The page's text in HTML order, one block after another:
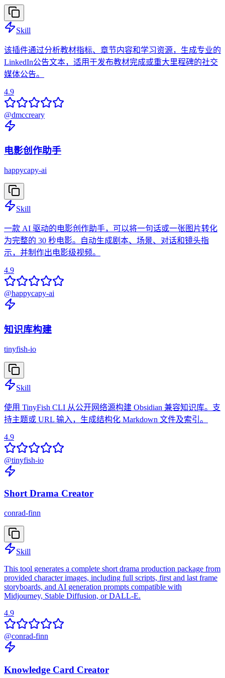
Skill
该插件通过分析教材指标、章节内容和学习资源，生成专业的
LinkedIn公告文本，适用于发布教材完成或重大里程碑的社交
媒体公告。
4.9
@dmccreary
电影创作助手
happycapy-ai
Skill
一款 AI 驱动的电影创作助手，可以将一句话或一张图片转化
为完整的 30 秒电影。自动生成剧本、场景、对话和镜头指
示，并制作出电影级视频。
4.9
@happycapy-ai
知识库构建
tinyfish-io
Skill
使用 TinyFish CLI 从公开网络源构建 Obsidian 兼容知识库。支
持主题或 URL 输入，生成结构化 Markdown 文件及索引。
4.9
@tinyfish-io
Short Drama Creator
conrad-finn
Skill
This tool generates a complete short drama production package from
provided character images, including full scripts, first and last frame
storyboards, and AI generation prompts compatible with
Midjourney, Stable Diffusion, or DALL-E.
4.9
@conrad-finn
Knowledge Card Creator